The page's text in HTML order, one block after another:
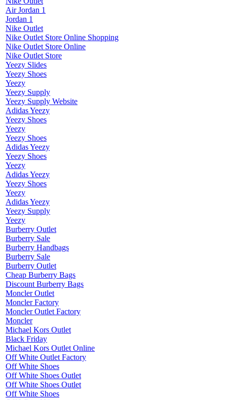
Air Jordan 1
Jordan 1
Nike Outlet
Nike Outlet Store Online Shopping
Nike Outlet Store Online
Nike Outlet Store
Yeezy Slides
Yeezy Shoes
Yeezy
Yeezy Supply
Yeezy Supply Website
Adidas Yeezy
Yeezy Shoes
Yeezy
Yeezy Shoes
Adidas Yeezy
Yeezy Shoes
Yeezy
Adidas Yeezy
Yeezy Shoes
Yeezy
Adidas Yeezy
Yeezy Supply
Yeezy
Burberry Outlet
Burberry Sale
Burberry Handbags
Burberry Sale
Burberry Outlet
Cheap Burberry Bags
Discount Burberry Bags
Moncler Outlet
Moncler Factory
Moncler Outlet Factory
Moncler
Michael Kors Outlet
Black Friday
Michael Kors Outlet Online
Off White Outlet Factory
Off White Shoes
Off White Shoes Outlet
Off White Shoes Outlet
Off White Shoes